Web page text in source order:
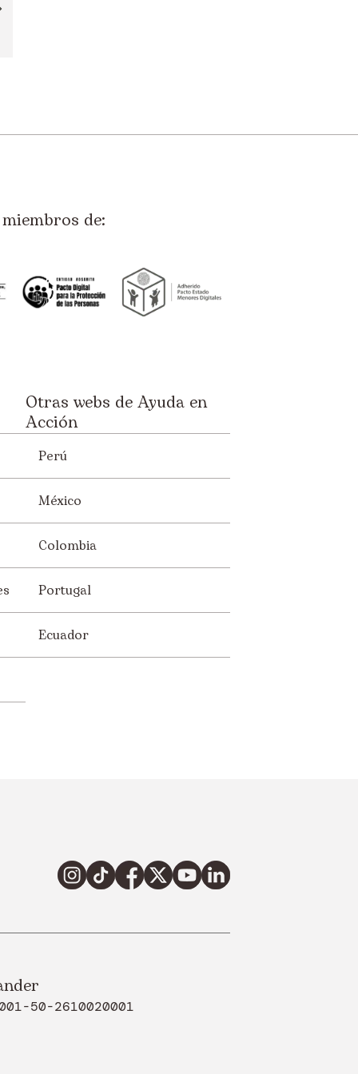
de:
Otras webs de Ayuda en
Acción
Perú
México
Colombia
Portugal
Ecuador
50-2610020001